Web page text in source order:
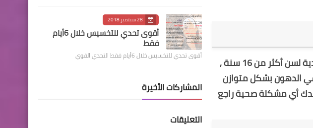
نظام جميل ونتائجه رائعة وده هتشوفه بنفسك لما تجربه وطبعاً النظام ده للناس العادية لسن أكثر من 16 سنة ,
الدهون بشكل متوازن
أي مشكلة صحية راجع
28 سبتمبر 2018
أقوى تحدي للتخسيس خلال 6أيام
فقط
أقوى تحدي للتخسيس خلال 6أيام فقط التحدي القوي
المشاركات الأخيرة
التعليقات